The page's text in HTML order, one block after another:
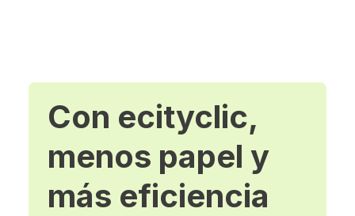
Con ecityclic,
menos papel y
más eficiencia